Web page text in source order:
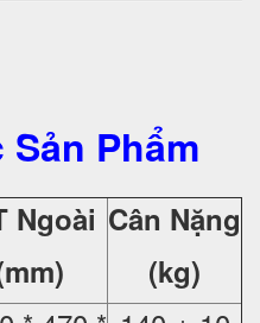
Phẩm
Ngoài Cân Nặng
(kg)